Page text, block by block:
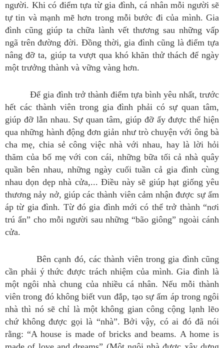
người. Khi có điểm tựa từ gia đình, cá nhân mỗi người sẽ
tự tin và mạnh mẽ hơn trong mỗi bước đi của mình. Gia
đình cũng giúp ta chữa lành vết thương sau những vấp
ngã trên đường đời. Đồng thời, gia đình cũng là điểm tựa
nâng đỡ ta, giúp ta vượt qua khó khăn thử thách để ngày
một trưởng thành và vững vàng hơn.
Để gia đình trở thành điểm tựa bình yêu nhất, trước
hết các thành viên trong gia đình phải có sự quan tâm,
giúp đỡ lẫn nhau. Sự quan tâm, giúp đỡ ấy được thể hiện
qua những hành động đơn giản như trò chuyện với ông bà
cha mẹ, chia sẻ công việc nhà với nhau, hay là lời hỏi
thăm của bố mẹ với con cái, những bữa tối cả nhà quây
quần bên nhau, những ngày cuối tuần cả gia đình cùng
nhau dọn dẹp nhà cửa,... Điều này sẽ giúp hạt giống yêu
thương nảy nở, giúp các thành viên cảm nhận được sự ấm
áp từ gia đình. Từ đó gia đình mới có thể trở thành “nơi
trú ẩn” cho mỗi người sau những “bão giông” ngoài cánh
cửa.
Bên cạnh đó, các thành viên trong gia đình cũng
cần phải ý thức được trách nhiệm của mình. Gia đình là
một ngôi nhà chung của nhiều cá nhân. Nếu mỗi thành
viên trong đó không biết vun đắp, tạo sự ấm áp trong ngôi
nhà thì nó sẽ chỉ là một không gian công cộng lạnh lẽo
chứ không được gọi là “nhà”. Bởi vậy, có ai đó đã nói
rằng: “A house is made of bricks and beams. A home is